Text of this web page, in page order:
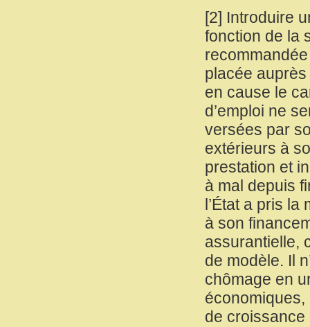
[2] Introduire
fonction de la
placée
en cause le
d’emploi ne
versées par
extérieurs à
prestation et
à mal depuis
l’État a pris
à son
assurantielle,
de modèle. Il
chômage en
de croissance